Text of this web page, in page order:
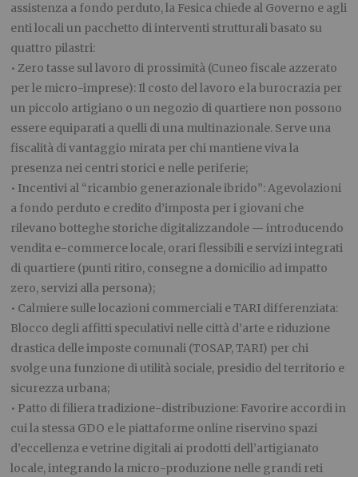
assistenza a fondo perduto, la Fesica chiede al Governo e agli
enti locali un pacchetto di interventi strutturali basato su
quattro pilastri:
• Zero tasse sul lavoro di prossimità (Cuneo fiscale azzerato
per le micro-imprese): Il costo del lavoro e la burocrazia per
un piccolo artigiano o un negozio di quartiere non possono
essere equiparati a quelli di una multinazionale. Serve una
fiscalità di vantaggio mirata per chi mantiene viva la
presenza nei centri storici e nelle periferie;
• Incentivi al “ricambio generazionale ibrido”: Agevolazioni
a fondo perduto e credito d’imposta per i giovani che
rilevano botteghe storiche digitalizzandole — introducendo
vendita e-commerce locale, orari flessibili e servizi integrati
di quartiere (punti ritiro, consegne a domicilio ad impatto
zero, servizi alla persona);
• Calmiere sulle locazioni commerciali e TARI differenziata:
Blocco degli affitti speculativi nelle città d’arte e riduzione
drastica delle imposte comunali (TOSAP, TARI) per chi
svolge una funzione di utilità sociale, presidio del territorio e
sicurezza urbana;
• Patto di filiera tradizione-distribuzione: Favorire accordi in
cui la stessa GDO e le piattaforme online riservino spazi
d’eccellenza e vetrine digitali ai prodotti dell’artigianato
locale, integrando la micro-produzione nelle grandi reti